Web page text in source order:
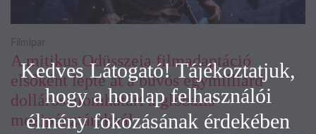
A mitikus Odüsszeia filmadaptáció
elsőként lépte át a bűvös egymilliárd
dolláros álomhatárt a globális
mozipénztáraknál
Filmipar
Kedves Látogató! Tájékoztatjuk,
hogy a honlap felhasználói
élmény fokozásának érdekében